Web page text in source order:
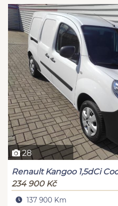
28
Renault Kangoo 1,5dCi
234 900 Kč
137 900 Km